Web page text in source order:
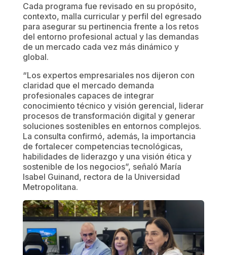
Cada programa fue revisado en su propósito,
contexto, malla curricular y perfil del egresado
para asegurar su pertinencia frente a los retos
del entorno profesional actual y las demandas
de un mercado cada vez más dinámico y
global.
“Los expertos empresariales nos dijeron con
claridad que el mercado demanda
profesionales capaces de integrar
conocimiento técnico y visión gerencial, liderar
procesos de transformación digital y generar
soluciones sostenibles en entornos complejos.
La consulta confirmó, además, la importancia
de fortalecer competencias tecnológicas,
habilidades de liderazgo y una visión ética y
sostenible de los negocios”, señaló María
Isabel Guinand, rectora de la Universidad
Metropolitana.